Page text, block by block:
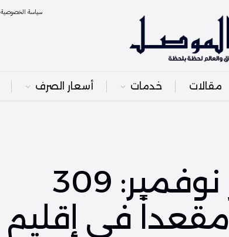
سياسة الخصوصية
مقالات خدمات أسعار الصرف
الانتخابات البرلمانية في شهر نوفمبر: 309
مرشحين يتنافسون على 46 مقعداً في إقليم